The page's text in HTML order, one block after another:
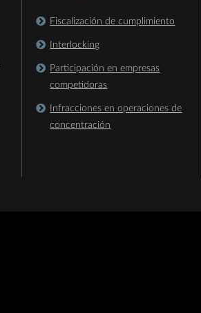
Fiscalización de cumplimiento
Interlocking
Participación en empresas
competidoras
Infracciones en operaciones de
concentración